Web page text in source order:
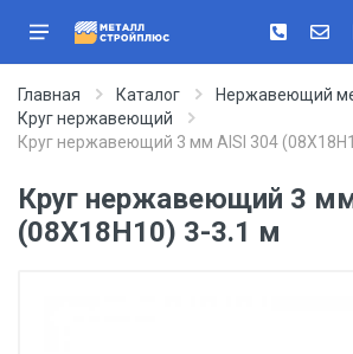
Главная Каталог
Нержавеющий
Круг нержавеющий
Круг нержавеющий 3 мм AISI 304
Круг нержавеющий 3
(08Х18Н10) 3-3.1 м